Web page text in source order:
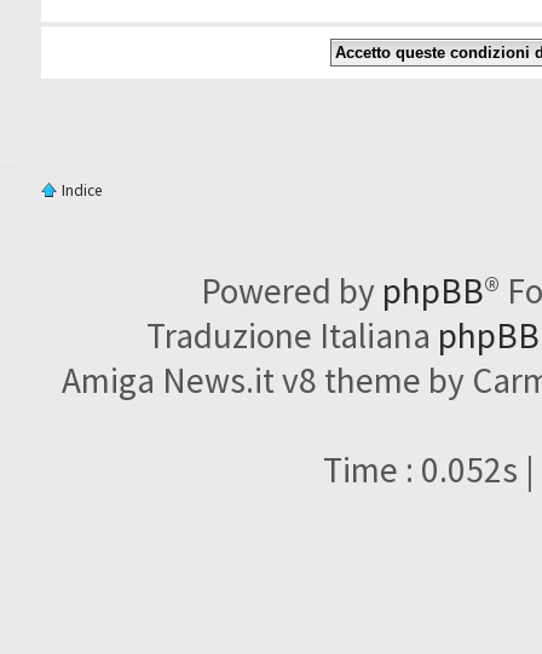
Indice
Powered by phpBB®
Traduzione Italiana
Amiga News.it v8 theme by
Time : 0.052s